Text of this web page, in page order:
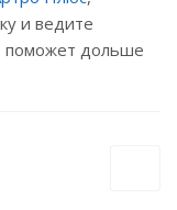
и ведите
поможет дольше